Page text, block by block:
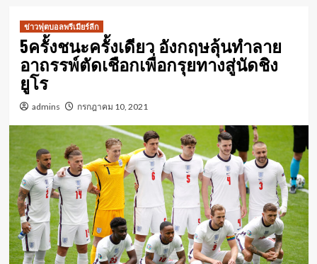
ข่าวฟุตบอลพรีเมียร์ลีก
5ครั้งชนะครั้งเดียว อังกฤษลุ้นทำลาย
อาถรรพ์ตัดเชือกเพื่อกรุยทางสู่นัดชิง
ยูโร
admins กรกฎาคม 10, 2021